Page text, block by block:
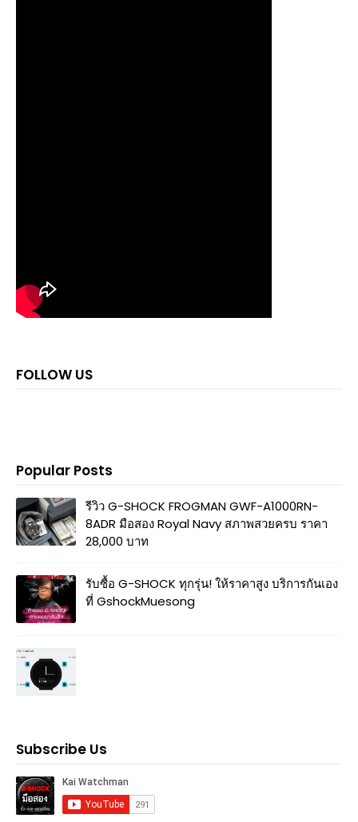
FOLLOW US
Popular Posts
รีวิว G-SHOCK FROGMAN GWF-A1000RN-
8ADR มือสอง Royal Navy สภาพสวยครบ ราคา
28,000 บาท
รับซื้อ G-SHOCK ทุกรุ่น! ให้ราคาสูง บริการกันเอง
ที่ GshockMuesong
Subscribe Us